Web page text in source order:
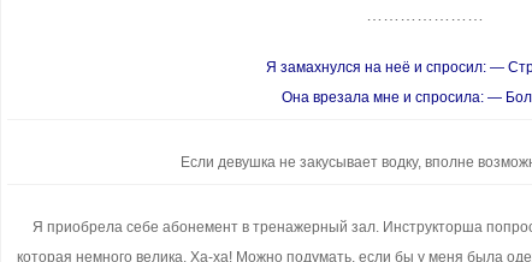
Я замахнулся на неё и спросил: —
Она врезала мне и спросила: —
Если девушка не закусывает водку, вполне
Я приобрела себе абонемент в тренажерный зал. Инструкторша
которая немного велика. Ха-ха! Можно подумать, если бы у меня была